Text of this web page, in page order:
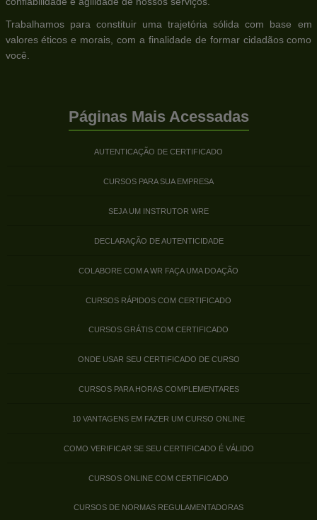
Trabalhamos para constituir uma trajetória sólida com base em
valores éticos e morais, com a finalidade de formar cidadãos como
você.
Páginas Mais Acessadas
AUTENTICAÇÃO DE CERTIFICADO
CURSOS PARA SUA EMPRESA
SEJA UM INSTRUTOR WRE
DECLARAÇÃO DE AUTENTICIDADE
COLABORE COM A WR FAÇA UMA DOAÇÃO
CURSOS RÁPIDOS COM CERTIFICADO
CURSOS GRÁTIS COM CERTIFICADO
ONDE USAR SEU CERTIFICADO DE CURSO
CURSOS PARA HORAS COMPLEMENTARES
10 VANTAGENS EM FAZER UM CURSO ONLINE
COMO VERIFICAR SE SEU CERTIFICADO É VÁLIDO
CURSOS ONLINE COM CERTIFICADO
CURSOS DE NORMAS REGULAMENTADORAS